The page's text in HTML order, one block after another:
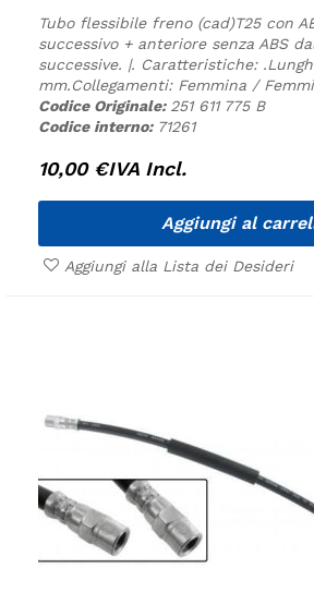
Tubo flessibile freno (cad)T25 con
successivo + anteriore senza ABS
successive. |. Caratteristiche: .
mm.Collegamenti: Femmina /
Codice Originale: 251 611 775 B
Codice interno: 71261
10,00 €IVA Incl.
Aggiungi al
Aggiungi alla Lista dei Desideri